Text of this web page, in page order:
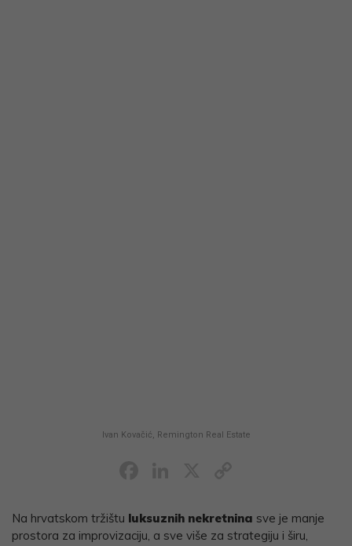
Ivan Kovačić, Remington Real Estate
Na hrvatskom tržištu luksuznih nekretnina sve je manje
prostora za improvizaciju, a sve više za strategiju i širu,